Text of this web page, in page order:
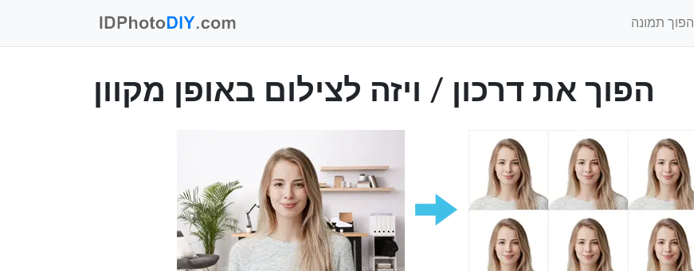
הפוך תמונה
הפוך את דרכון / ויזה לצילום באופן מקוון